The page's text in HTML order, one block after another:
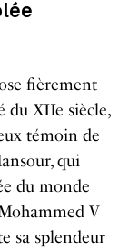
fièrement
du XIIe siècle,
témoin de
qui
du monde
V
sa splendeur